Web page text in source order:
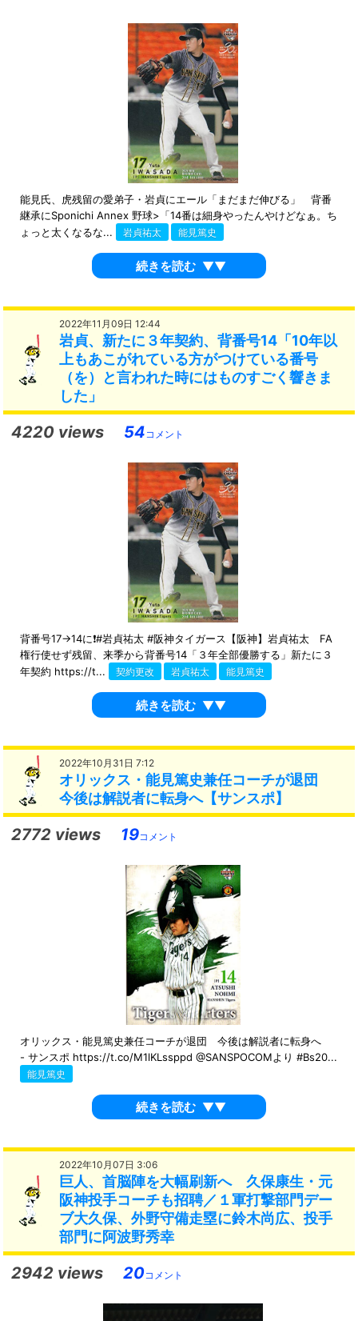
能見氏、虎残留の愛弟子・岩貞にエール「まだまだ伸びる」 背番
継承にSponichi Annex 野球>「14番は細身やったんやけどなぁ。ち
ょっと太くなるな...
岩貞祐太 能見篤史
続きを読む ▼▼
2022年11月09日 12:44
岩貞、新たに３年契約、背番号14「10年以
上もあこがれている方がつけている番号
（を）と言われた時にはものすごく響きま
した」
4220 views 54コメント
背番号17→14に❗️#岩貞祐太 #阪神タイガース【阪神】岩貞祐太 FA
権行使せず残留、来季から背番号14「３年全部優勝する」新たに３
年契約 https://t...
契約更改 岩貞祐太 能見篤史
続きを読む ▼▼
2022年10月31日 7:12
オリックス・能見篤史兼任コーチが退団
今後は解説者に転身へ【サンスポ】
2772 views 19コメント
オリックス・能見篤史兼任コーチが退団 今後は解説者に転身へ
- サンスポ https://t.co/M1lKLssppd @SANSPOCOMより #Bs20...
能見篤史
続きを読む ▼▼
2022年10月07日 3:06
巨人、首脳陣を大幅刷新へ 久保康生・元
阪神投手コーチも招聘／１軍打撃部門デー
ブ大久保、外野守備走塁に鈴木尚広、投手
部門に阿波野秀幸
2942 views 20コメント